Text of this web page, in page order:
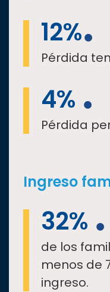
12%
Pérdida
4%
Pérdida
Ingreso
32%
de los
menos de
ingreso.